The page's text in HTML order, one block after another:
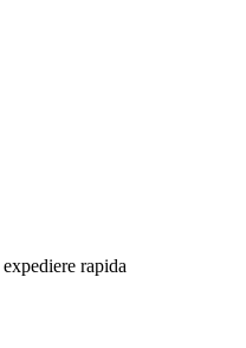
expediere rapida